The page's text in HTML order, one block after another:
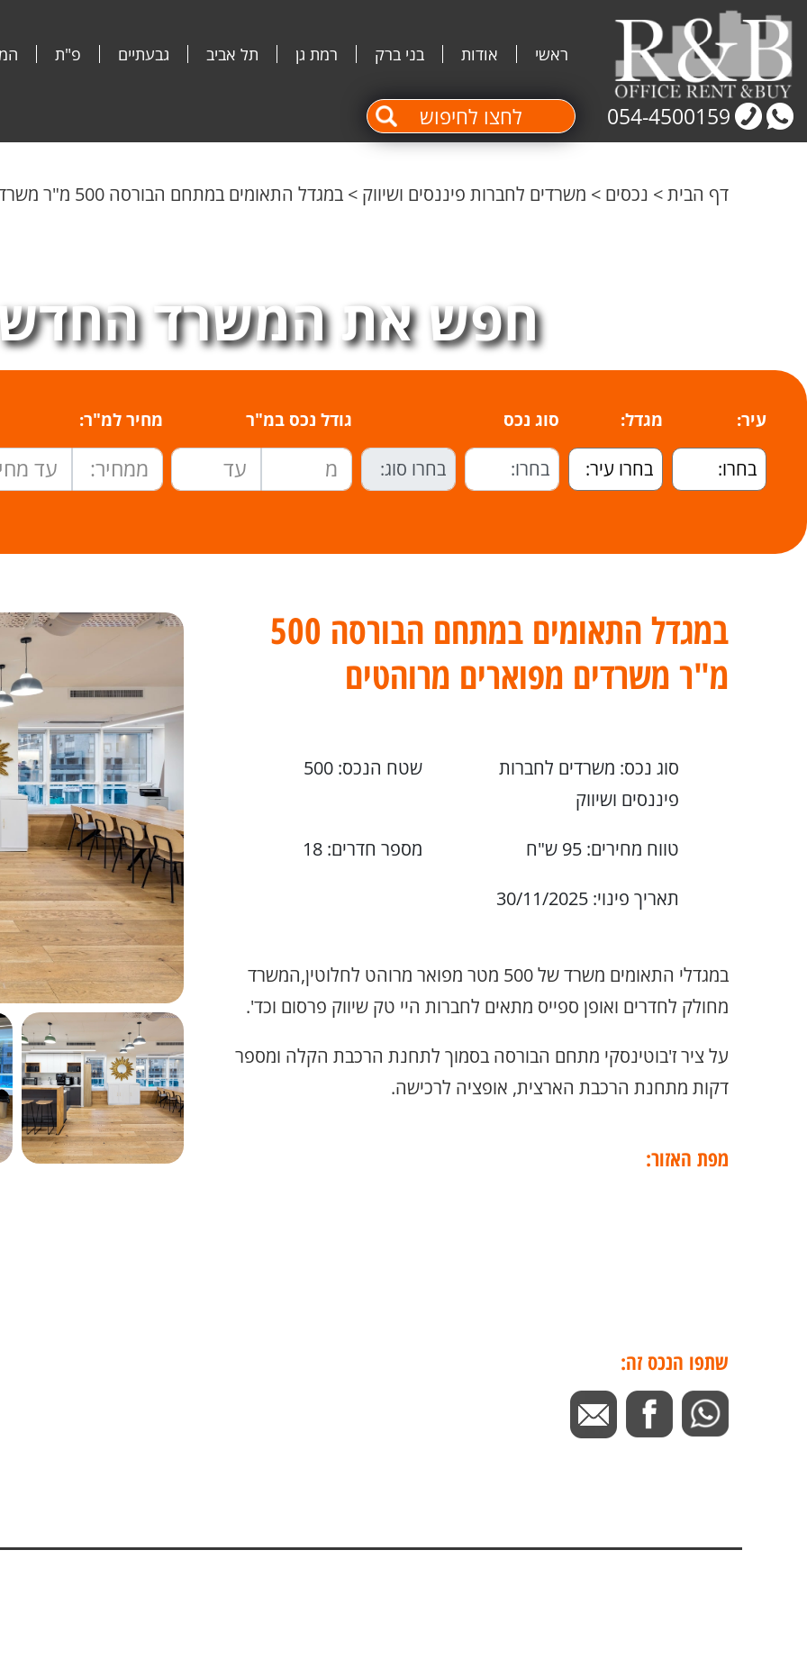
ראשי אודות בני ברק רמת גן תל אביב גבעתיים פ"ת
054-4500159 לחצו לחיפוש
דף הבית> נכסים > משרדים לחברות פיננסים ושיווק > במגדל התאומים במתחם הבורסה 500 מ"ר משרדים מפוארים מרוהטים
חפש את המשרד
עיר: מגדל: סוג נכס גודל נכס במ"ר מחיר למ"ר:
במגדל התאומים במתחם הבורסה 500
מ"ר משרדים מפוארים מרוהטים
סוג נכס: משרדים לחברות
פיננסים ושיווק
שטח הנכס: 500
טווח מחירים: 95 ש"ח מספר חדרים: 18
תאריך פינוי: 30/11/2025
במגדלי התאומים משרד של 500 מטר מפואר מרוהט לחלוטין,המשרד
מחולק לחדרים ואופן ספייס מתאים לחברות היי טק שיווק פרסום וכד'.
על ציר ז'בוטינסקי מתחם הבורסה בסמוך לתחנת הרכבת הקלה ומספר
דקות מתחנת הרכבת הארצית, אופציה לרכישה.
מפת האזור:
שתפו הנכס זה: